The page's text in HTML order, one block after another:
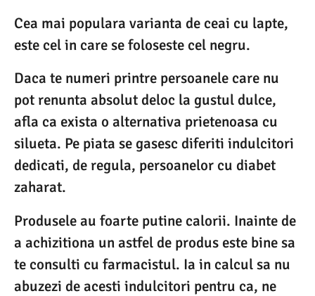
Cea mai populara varianta de ceai cu lapte,
este cel in care se foloseste cel negru.
Daca te numeri printre persoanele care nu
pot renunta absolut deloc la gustul dulce,
afla ca exista o alternativa prietenoasa cu
silueta. Pe piata se gasesc diferiti indulcitori
dedicati, de regula, persoanelor cu diabet
zaharat.
Produsele au foarte putine calorii. Inainte de
a achizitiona un astfel de produs este bine sa
te consulti cu farmacistul. Ia in calcul sa nu
abuzezi de acesti indulcitori pentru ca, ne